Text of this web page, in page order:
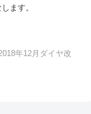
ます。
年12月ダイヤ改